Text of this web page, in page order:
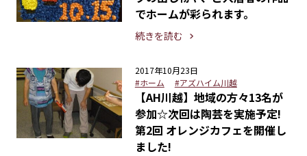
でホームが彩られます。
続きを読む
2017年10月23日
#ホーム
#アズハイム川越
【AH川越】地域の方々13名が
参加☆次回は陶芸を実施予定!
第2回 オレンジカフェを開催し
ました!